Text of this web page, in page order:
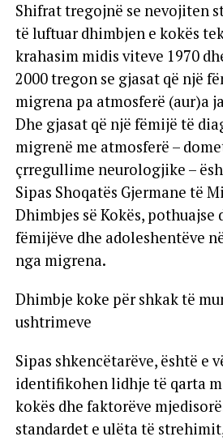
Shifrat tregojnë se nevojiten
të luftuar dhimbjen e kokës
krahasim midis viteve 1970
2000 tregon se gjasat që një
migrena pa atmosferë (aur)a
Dhe gjasat që një fëmijë të
migrenë me atmosferë –
çrregullime neurologjike –
Sipas Shoqatës Gjermane të
Dhimbjes së Kokës, pothuajse
fëmijëve dhe adoleshentëve
nga migrena.
Dhimbje koke për shkak të
ushtrimeve
Sipas shkencëtarëve, është e
identifikohen lidhje të qarta
kokës dhe faktorëve
standardet e ulëta të